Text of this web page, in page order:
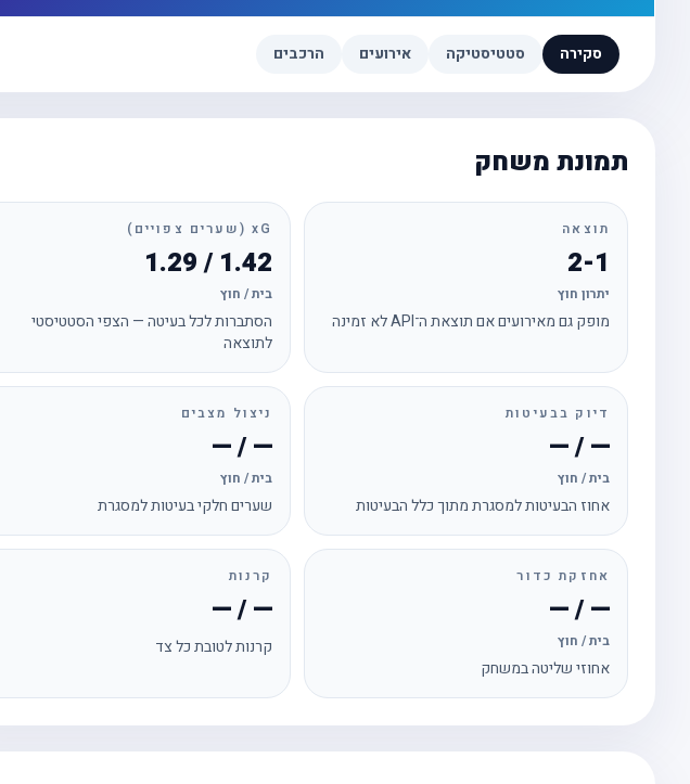
סקירה סטטיסטיקה אירועים הרכבים
תמונת משחק
תוצאה
2-1
יתרון חוץ
מופק גם מאירועים אם תוצאת ה־API לא זמינה
xG (שערים צפויים)
1.42 / 1.29
בית / חוץ
הסתברות לכל בעיטה — הצפי הסטטיסטי
לתוצאה
דיוק בבעיטות
— / —
בית / חוץ
אחוז הבעיטות למסגרת מתוך כלל הבעיטות
ניצול מצבים
— / —
בית / חוץ
שערים חלקי בעיטות למסגרת
אחזקת כדור
— / —
בית / חוץ
אחוזי שליטה במשחק
קרנות
— / —
קרנות לטובת כל צד